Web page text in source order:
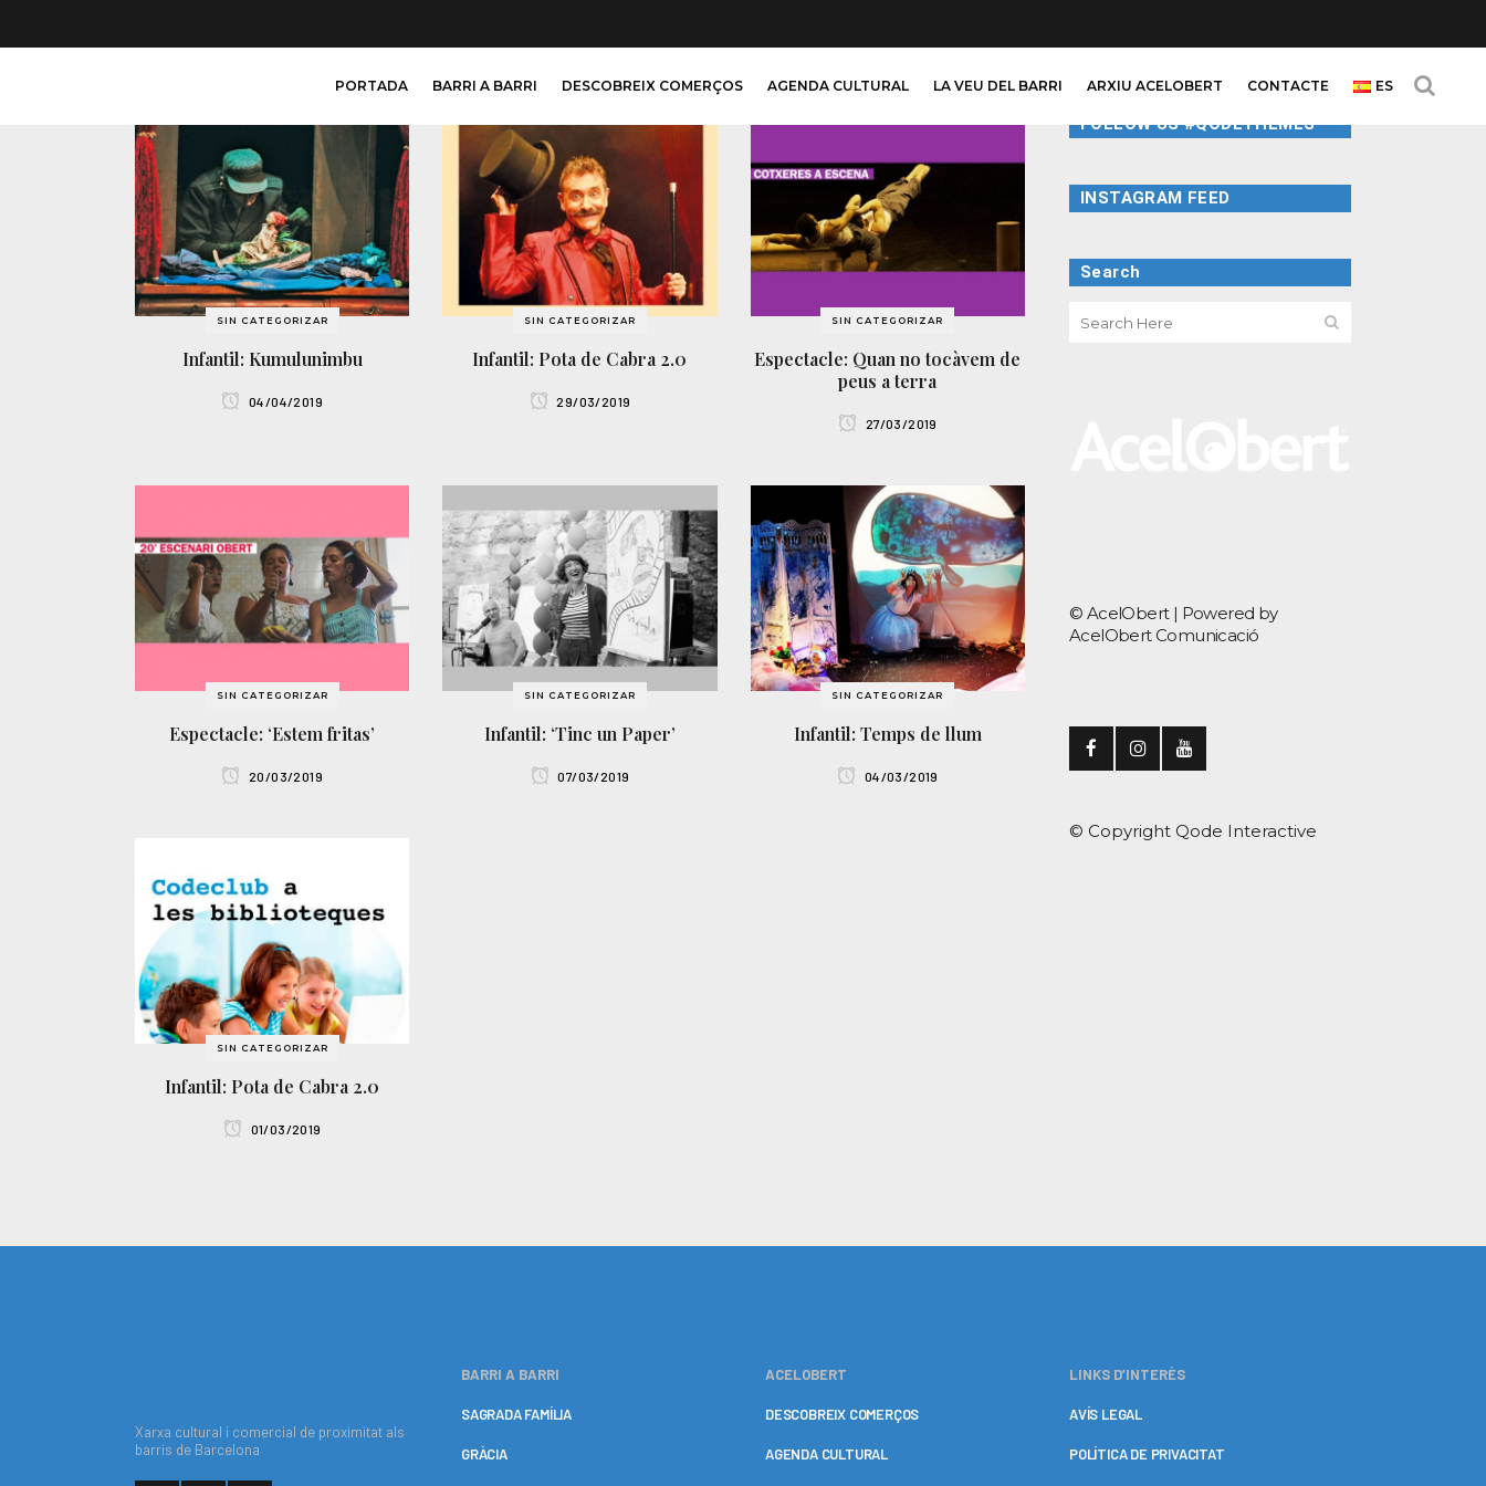
PORTADA BARRI A BARRI DESCOBREIX COMERÇOS AGENDA CULTURAL LA VEU DEL BARRI ARXIU ACELOBERT CONTACTE ES
SIN CATEGORIZAR
Infantil: Kumulunimbu
04/04/2019
SIN CATEGORIZAR
Infantil: Pota de Cabra 2.0
29/03/2019
SIN CATEGORIZAR
Espectacle: Quan no tocàvem de
peus a terra
27/03/2019
SIN CATEGORIZAR
Espectacle: ‘Estem fritas’
20/03/2019
SIN CATEGORIZAR
Infantil: ‘Tinc un Paper’
07/03/2019
SIN CATEGORIZAR
Infantil: Temps de llum
04/03/2019
SIN CATEGORIZAR
Infantil: Pota de Cabra 2.0
01/03/2019
FOLLOW US #QODETHEMES
INSTAGRAM FEED
Search
© AcelObert | Powered by
AcelObert Comunicació
© Copyright Qode Interactive
Xarxa cultural i comercial de proximitat als
barris de Barcelona
BARRI A BARRI
SAGRADA FAMÍLIA
GRÀCIA
ACELOBERT
DESCOBREIX COMERÇOS
AGENDA CULTURAL
LINKS D’INTERÈS
AVÍS LEGAL
POLÍTICA DE PRIVACITAT